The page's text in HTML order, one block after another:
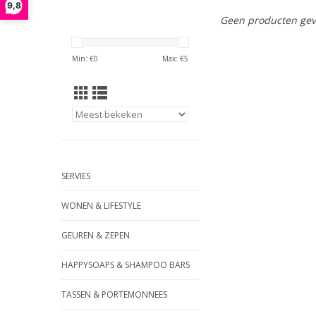
9,8
Min: €0 Max: €5
SERVIES
WONEN & LIFESTYLE
GEUREN & ZEPEN
HAPPYSOAPS & SHAMPOO BARS
TASSEN & PORTEMONNEES
Geen producten